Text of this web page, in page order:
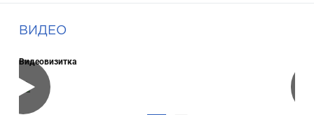
ВИДЕО
Видеовизитка